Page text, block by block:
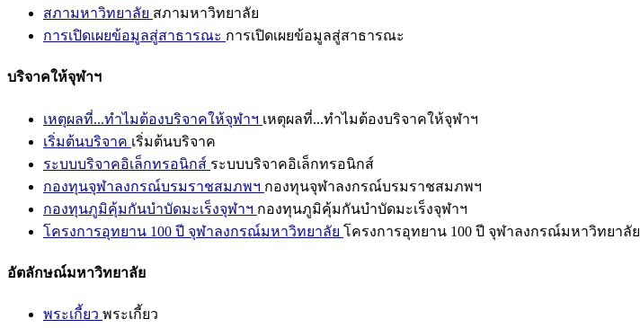
สภามหาวิทยาลัย สภามหาวิทยาลัย
การเปิดเผยข้อมูลสู่สาธารณะ การเปิดเผยข้อมูลสู่สาธารณะ
บริจาคให้จุฬาฯ
เหตุผลที่...ทำไมต้องบริจาคให้จุฬาฯ เหตุผลที่...ทำไมต้องบริจาคให้จุฬาฯ
เริ่มต้นบริจาค เริ่มต้นบริจาค
ระบบบริจาคอิเล็กทรอนิกส์ ระบบบริจาคอิเล็กทรอนิกส์
กองทุนจุฬาลงกรณ์บรมราชสมภพฯ กองทุนจุฬาลงกรณ์บรมราชสมภพฯ
กองทุนภูมิคุ้มกันบำบัดมะเร็งจุฬาฯ กองทุนภูมิคุ้มกันบำบัดมะเร็งจุฬาฯ
โครงการอุทยาน 100 ปี จุฬาลงกรณ์มหาวิทยาลัย โครงการอุทยาน 100 ปี จุฬาลงกรณ์มหาวิทยาลัย
อัตลักษณ์มหาวิทยาลัย
พระเกี้ยว พระเกี้ยว